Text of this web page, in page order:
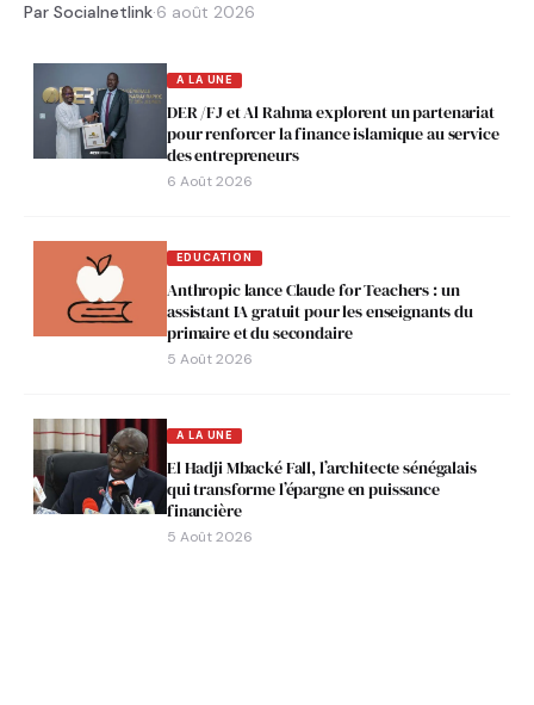
Par Socialnetlink·6 août 2026
A LA UNE
DER /FJ et Al Rahma explorent un partenariat
pour renforcer la finance islamique au service
des entrepreneurs
6 Août 2026
EDUCATION
Anthropic lance Claude for Teachers : un
assistant IA gratuit pour les enseignants du
primaire et du secondaire
5 Août 2026
A LA UNE
El Hadji Mbacké Fall, l’architecte sénégalais
qui transforme l’épargne en puissance
financière
5 Août 2026